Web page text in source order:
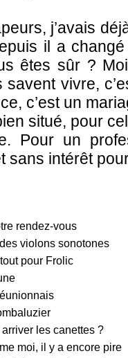
j’avais
il a
êtes sûr ?
savent vivre,
c’est un
situé, pour
Pour un
sans intérêt
rendez-vous
violons sonotones
pour Frolic
les canettes ?
moi, il y a encore pire